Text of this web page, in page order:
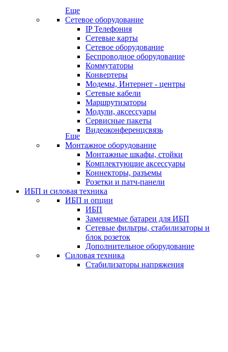
Еще
Сетевое оборудование
IP Телефония
Сетевые карты
Сетевое оборудование
Беспроводное оборудование
Коммутаторы
Конвертеры
Модемы, Интернет - центры
Сетевые кабели
Маршрутизаторы
Модули, аксессуары
Сервисные пакеты
Видеоконференцсвязь
Еще
Монтажное оборудование
Монтажные шкафы, стойки
Комплектующие аксессуары
Коннекторы, разъемы
Розетки и патч-панели
ИБП и силовая техника
ИБП и опции
ИБП
Заменяемые батареи для ИБП
Сетевые фильтры, стабилизаторы и
блок розеток
Дополнительное оборудование
Силовая техника
Стабилизаторы напряжения